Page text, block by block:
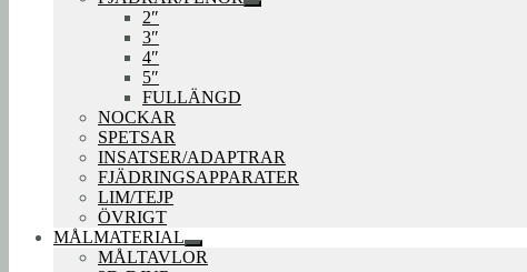
undermenyExpandera
2″
3″
4″
5″
FULLÄNGD
NOCKAR
SPETSAR
INSATSER/ADAPTRAR
FJÄDRINGSAPPARATER
LIM/TEJP
ÖVRIGT
MÅLMATERIAL
Expandera
undermeny
MÅLTAVLOR